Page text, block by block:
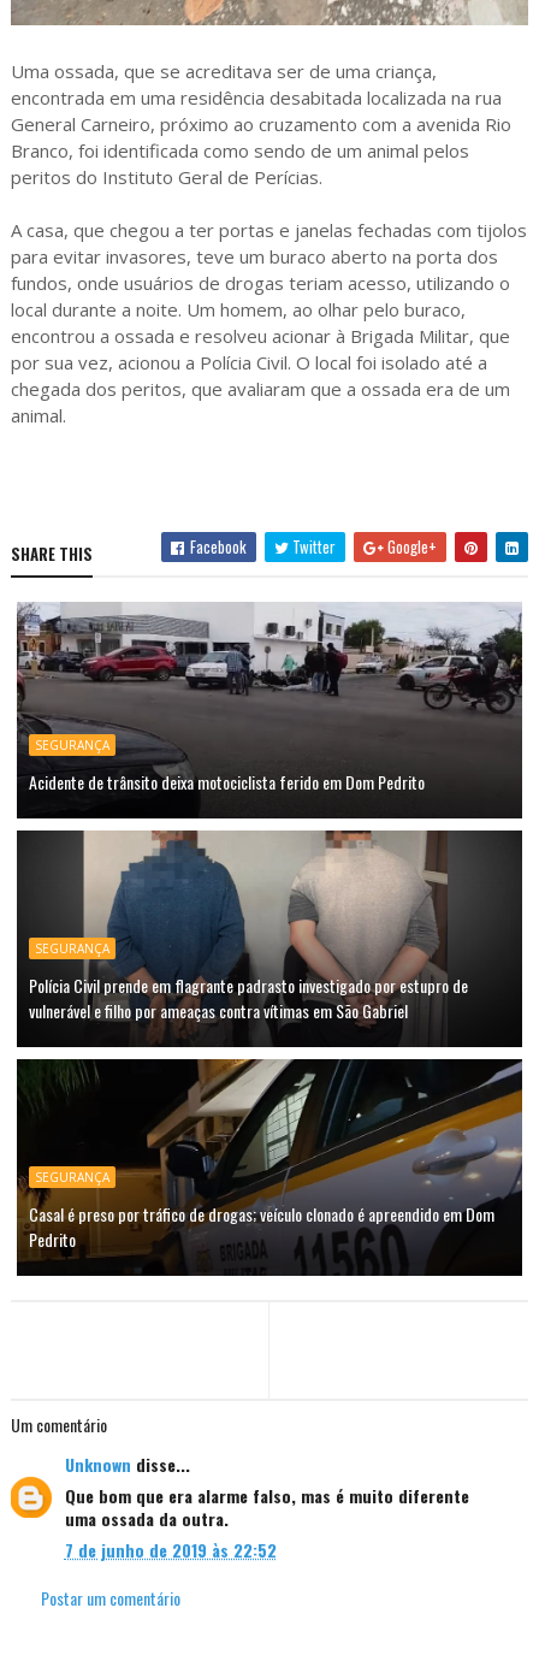
Uma ossada, que se acreditava ser de uma criança,
encontrada em uma residência desabitada localizada na rua
General Carneiro, próximo ao cruzamento com a avenida Rio
Branco, foi identificada como sendo de um animal pelos
peritos do Instituto Geral de Perícias.
A casa, que chegou a ter portas e janelas fechadas com tijolos
para evitar invasores, teve um buraco aberto na porta dos
fundos, onde usuários de drogas teriam acesso, utilizando o
local durante a noite. Um homem, ao olhar pelo buraco,
encontrou a ossada e resolveu acionar à Brigada Militar, que
por sua vez, acionou a Polícia Civil. O local foi isolado até a
chegada dos peritos, que avaliaram que a ossada era de um
animal.
SHARE THIS Facebook Twitter Google+
SEGURANÇA
Acidente de trânsito deixa motociclista ferido em Dom Pedrito
SEGURANÇA
Polícia Civil prende em flagrante padrasto investigado por estupro de
vulnerável e filho por ameaças contra vítimas em São Gabriel
SEGURANÇA
Casal é preso por tráfico de drogas; veículo clonado é apreendido em Dom
Pedrito
Um comentário
Unknown disse...
Que bom que era alarme falso, mas é muito diferente
uma ossada da outra.
7 de junho de 2019 às 22:52
Postar um comentário